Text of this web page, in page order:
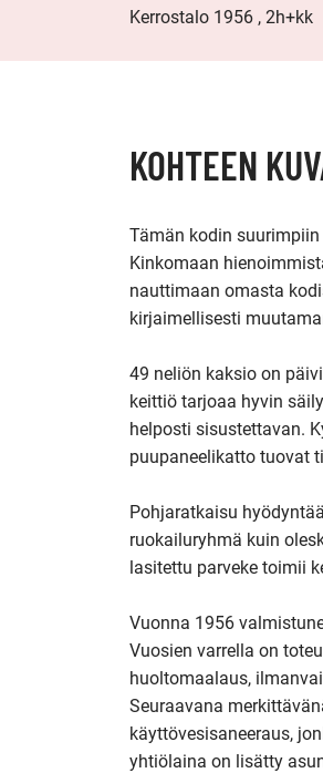
Kerrostalo 1956 , 2h+kk
KOHTEEN
Tämän kodin
Kinkomaan
nauttimaan omasta
kirjaimellisesti
49 neliön kaksio on
keittiö tarjoaa hyvin
helposti sisustettavan.
puupaneelikatto tuovat
Pohjaratkaisu
ruokailuryhmä kuin
lasitettu parveke toimii
Vuonna 1956
Vuosien varrella on
huoltomaalaus,
Seuraavana
käyttövesisaneeraus,
yhtiölaina on lisätty